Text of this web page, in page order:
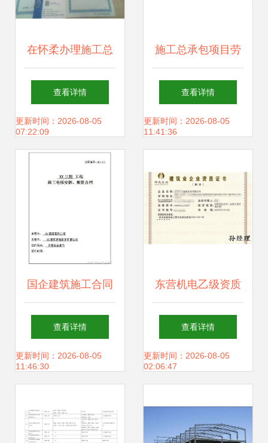
在怀柔办理施工总
承包劳务分包流程
的实操指南
查看详情
更新时间：2026-08-05
07:22:09
施工总承包项目劳
务分包台账格式规
范与示例
查看详情
更新时间：2026-08-05
11:41:36
国企建筑施工合同
及劳务分包合同范
本汇编 12套385页
析
查看详情
更新时间：2026-08-05
11:46:30
东营机电乙级资质
注册与劳务分包服
务详解
查看详情
更新时间：2026-08-05
02:06:47